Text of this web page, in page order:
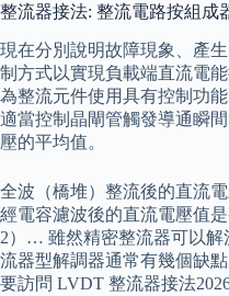
整流器接法: 整流電路按組成
現在分別說明故障現象、產
制方式以實現負載端直流電
為整流元件使用具有控制功
適當控制晶閘管觸發導通瞬
壓的平均值。
全波（橋堆）整流後的直流
經電容濾波後的直流電壓值
2）… 雖然精密整流器可以解
流器型解調器通常有幾個缺
要訪問 LVDT 整流器接法